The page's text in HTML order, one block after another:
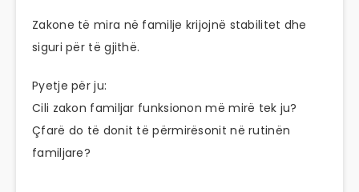
Zakone të mira në familje krijojnë stabilitet dhe
siguri për të gjithë.
Pyetje për ju:
Cili zakon familjar funksionon më mirë tek ju?
Çfarë do të donit të përmirësonit në rutinën
familjare?